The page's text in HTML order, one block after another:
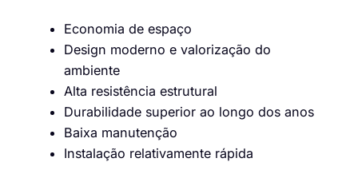
Economia de espaço
Design moderno e valorização do
ambiente
Alta resistência estrutural
Durabilidade superior ao longo dos anos
Baixa manutenção
Instalação relativamente rápida